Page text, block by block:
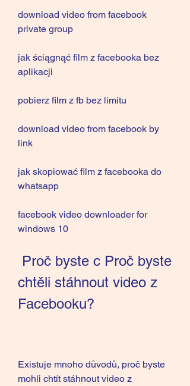
download video from facebook
private group
jak ściągnąć film z facebooka bez
aplikacji
pobierz film z fb bez limitu
download video from facebook by
link
jak skopiować film z facebooka do
whatsapp
facebook video downloader for
windows 10
chtěli stáhnout video z
Facebooku?
Existuje mnoho důvodů, proč byste
mohli chtít stáhnout video z